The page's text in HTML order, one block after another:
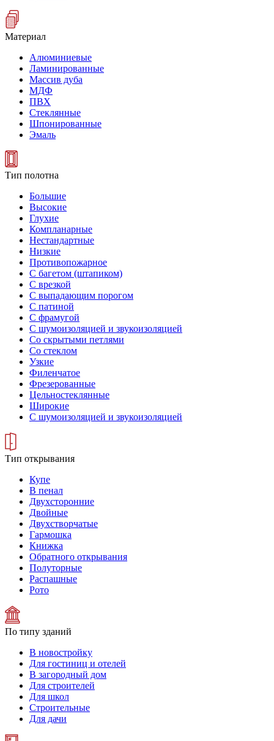
Материал
Алюминиевые
Ламинированные
Массив дуба
МДФ
ПВХ
Стеклянные
Шпонированные
Эмаль
Тип полотна
Большие
Высокие
Глухие
Компланарные
Нестандартные
Низкие
Противопожарное
С багетом (штапиком)
С врезкой
С выпадающим порогом
С патиной
С фрамугой
С шумоизоляцией и звукоизоляцией
Со скрытыми петлями
Со стеклом
Узкие
Филенчатое
Фрезерованные
Цельностеклянные
Широкие
С шумоизоляцией и звукоизоляцией
Тип открывания
Купе
В пенал
Двухсторонние
Двойные
Двухстворчатые
Гармошка
Книжка
Обратного открывания
Полуторные
Распашные
Рото
По типу зданий
В новостройку
Для гостиниц и отелей
В загородный дом
Для строителей
Для школ
Строительные
Для дачи